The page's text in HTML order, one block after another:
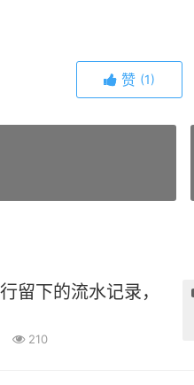
赞 (1)
留下的流水记录，比
210